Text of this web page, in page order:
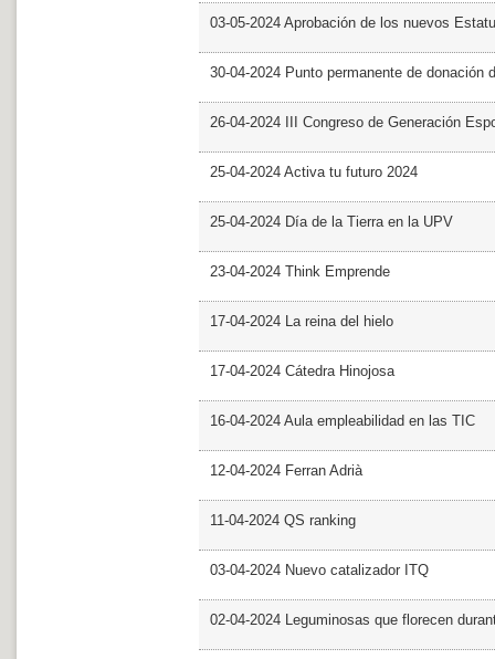
03-05-2024 Aprobación de los nuevos
30-04-2024 Punto permanente de donación
26-04-2024 III Congreso de Generación
25-04-2024 Activa tu futuro 2024
25-04-2024 Día de la Tierra en la UPV
23-04-2024 Think Emprende
17-04-2024 La reina del hielo
17-04-2024 Cátedra Hinojosa
16-04-2024 Aula empleabilidad en las TIC
12-04-2024 Ferran Adrià
11-04-2024 QS ranking
03-04-2024 Nuevo catalizador ITQ
02-04-2024 Leguminosas que florecen